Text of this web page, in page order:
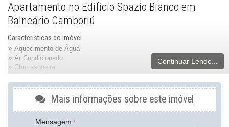
Apartamento no Edifício Spazio Bianco em
Balneário Camboriú
Características do Imóvel
Aquecimento de Água
Ar Condicionado
Churrasqueira
Despensa
Piso Porcelanato
Área de Serviço
Sala de Estar
Sala de Jantar
Cozinha Americana
Continuar Lendo...
Mais informações sobre este imóvel
Mensagem